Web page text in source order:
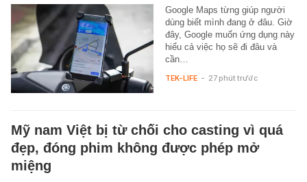
Google Maps từng giúp người
dùng biết mình đang ở đâu. Giờ
đây, Google muốn ứng dụng này
hiểu cả việc họ sẽ đi đâu và
cần…
TEK-LIFE - 27 phút trước
Mỹ nam Việt bị từ chối cho casting vì quá
đẹp, đóng phim không được phép mở
miệng